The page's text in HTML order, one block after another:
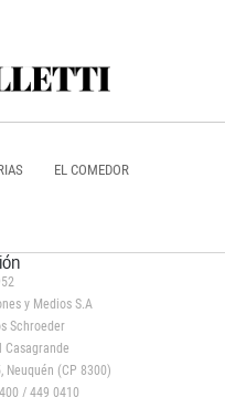
EL COMEDOR
y Medios S.A
Schroeder
(CP 8300)
/ 449 0410